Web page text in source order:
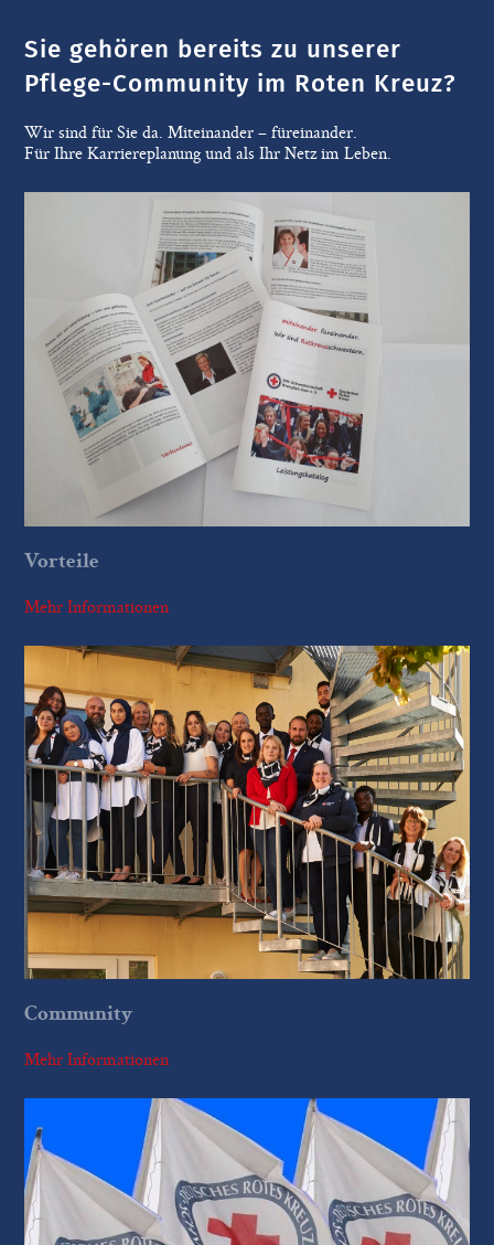
Sie gehören bereits zu unserer
Pflege-Community im Roten Kreuz?
Wir sind für Sie da. Miteinander – füreinander.
Für Ihre Karriereplanung und als Ihr Netz im Leben.
Vorteile
Mehr Informationen
Community
Mehr Informationen